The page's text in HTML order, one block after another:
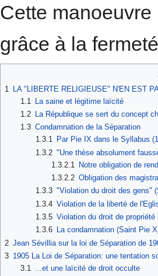
Cette
grâce à la
1
LA "LIBERTE RELIGIEUSE" N'EN EST
1.1
La saine et légitime laïcité
1.2
La République se sert du concept
1.3 Condamnation de la Séparation
1.3.1 Par Pie IX dans le Syllabus
1.3.2 "Une thèse absolument
1.3.2.1
Notre obligation de
1.3.2.2 Obligation des
1.3.3 "Violation du droit des gens"
1.3.4 Violation de la liberté de
1.3.5 Violation du droit de
1.3.6 La condamnation (Saint Pie
2 Jean Sévillia sur la loi de Séparation de
3 1905 La Loi de Séparation: une tentation
3.1
...et une laïcité de droit occulte